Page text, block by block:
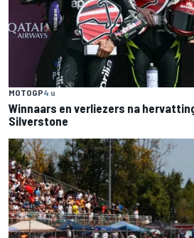
MOTOGP4 u
Winnaars en verliezers na
Silverstone